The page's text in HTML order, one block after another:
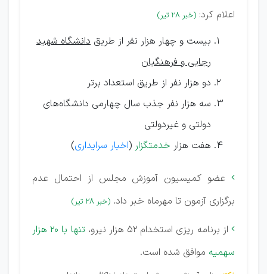
اعلام کرد: (خبر 28 تیر)
بیست و چهار هزار نفر از طریق دانشگاه شهید
رجایی و فرهنگیان
دو هزار نفر از طریق استعداد برتر
سه هزار نفر جذب سال چهارمی دانشگاه‌های
دولتی و غیردولتی
هفت هزار خدمتگزار (اخبار سرایداری)

عضو کمیسیون آموزش مجلس از احتمال عدم
برگزاری آزمون تا مهرماه خبر داد. (خبر 28 تیر)
از برنامه ریزی استخدام 52 هزار نیرو،
تنها با 20 هزار
سهمیه موافق شده است.